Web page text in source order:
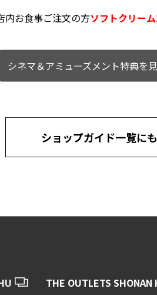
内お食事ご注文の方ソフトクリー
シネマ＆アミューズメント特典を
ショップガイド一覧に
THE OUTLETS SHONAN